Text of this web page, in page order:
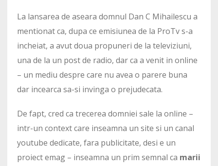
La lansarea de aseara domnul Dan C Mihailescu a
mentionat ca, dupa ce emisiunea de la ProTv s-a
incheiat, a avut doua propuneri de la televiziuni,
una de la un post de radio, dar ca a venit in online
– un mediu despre care nu avea o parere buna
dar incearca sa-si invinga o prejudecata.
De fapt, cred ca trecerea domniei sale la online –
intr-un context care inseamna un site si un canal
youtube dedicate, fara publicitate, desi e un
proiect emag – inseamna un prim semnal ca marii